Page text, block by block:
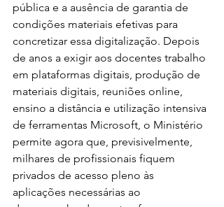
pública e a ausência de garantia de
condições materiais efetivas para
concretizar essa digitalização. Depois
de anos a exigir aos docentes trabalho
em plataformas digitais, produção de
materiais digitais, reuniões online,
ensino a distância e utilização intensiva
de ferramentas Microsoft, o Ministério
permite agora que, previsivelmente,
milhares de profissionais fiquem
privados de acesso pleno às
aplicações necessárias ao